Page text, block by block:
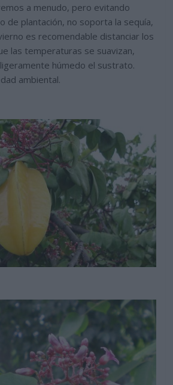
a menudo, pero evitando
de plantación, no soporta la sequía,
es recomendable distanciar los
las temperaturas se suavizan,
húmedo el sustrato.
ambiental.